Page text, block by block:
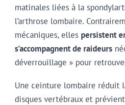
matinales liées à la
l’arthrose lombaire.
mécaniques, elles persistent
s’accompagnent de raideurs
déverrouillage » pour
Une ceinture lombaire réduit
disques vertébraux et